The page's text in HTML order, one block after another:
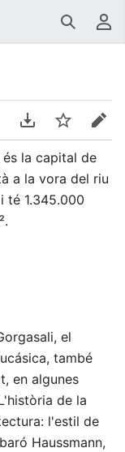
Buscar
Descarregar en
Vigilar
és la capital de
a la vora del riu
té 1.345.000
el
també
en algunes
de la
l'estil de
Haussmann,